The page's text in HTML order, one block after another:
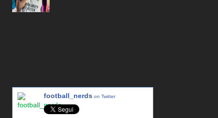
football_nerds on Twitter